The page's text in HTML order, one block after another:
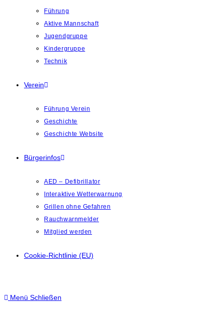
Führung
Aktive Mannschaft
Jugendgruppe
Kindergruppe
Technik
Verein
Führung Verein
Geschichte
Geschichte Website
Bürgerinfos
AED – Defibrillator
Interaktive Wetterwarnung
Grillen ohne Gefahren
Rauchwarnmelder
Mitglied werden
Cookie-Richtlinie (EU)
Menü Schließen